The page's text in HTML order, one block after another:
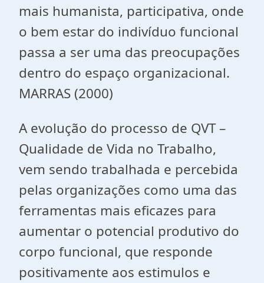
mais humanista, participativa, onde
o bem estar do indivíduo funcional
passa a ser uma das preocupações
dentro do espaço organizacional.
MARRAS (2000)
A evolução do processo de QVT –
Qualidade de Vida no Trabalho,
vem sendo trabalhada e percebida
pelas organizações como uma das
ferramentas mais eficazes para
aumentar o potencial produtivo do
corpo funcional, que responde
positivamente aos estimulos e